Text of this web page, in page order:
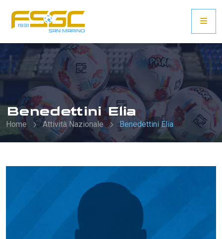
Benedettini Elia
Home Attività Nazionale Benedettini Elia